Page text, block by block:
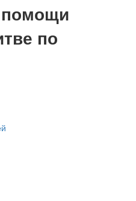
помощи
по